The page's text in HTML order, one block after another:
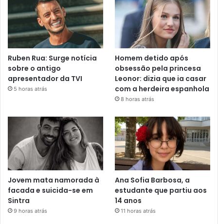
Ruben Rua: Surge notícia
sobre o antigo
apresentador da TVI
5 horas atrás
Homem detido após
obsessão pela princesa
Leonor: dizia que ia casar
com a herdeira espanhola
8 horas atrás
Jovem mata namorada à
facada e suicida-se em
Sintra
9 horas atrás
Ana Sofia Barbosa, a
estudante que partiu aos
14 anos
11 horas atrás